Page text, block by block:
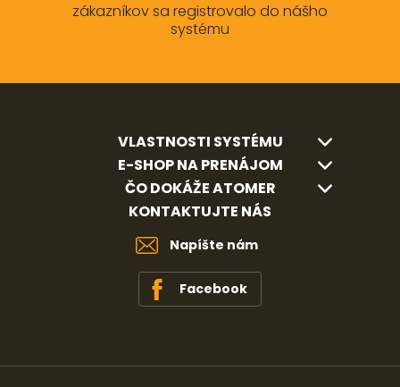
zákazníkov sa registrovalo do nášho
systému
VLASTNOSTI SYSTÉMU
E-SHOP NA PRENÁJOM
ČO DOKÁŽE ATOMER
KONTAKTUJTE NÁS
Napíšte nám
Facebook